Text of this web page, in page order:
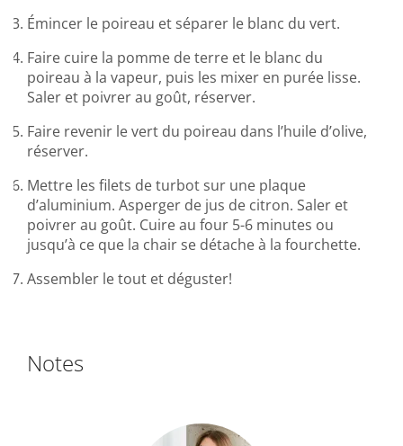
Émincer le poireau et séparer le blanc du vert.
Faire cuire la pomme de terre et le blanc du
poireau à la vapeur, puis les mixer en purée lisse.
Saler et poivrer au goût, réserver.
Faire revenir le vert du poireau dans l’huile d’olive,
réserver.
Mettre les filets de turbot sur une plaque
d’aluminium. Asperger de jus de citron. Saler et
poivrer au goût. Cuire au four 5-6 minutes ou
jusqu’à ce que la chair se détache à la fourchette.
Assembler le tout et déguster!
Notes